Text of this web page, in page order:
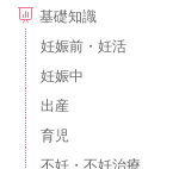
基礎知識
妊娠前・妊活
妊娠中
出産
育児